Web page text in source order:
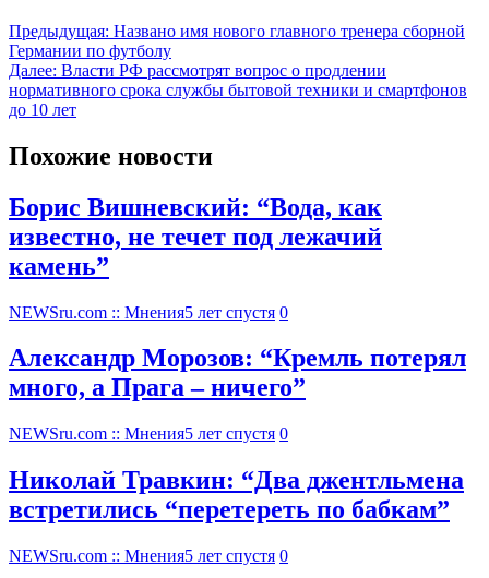
Предыдущая: Названо имя нового главного тренера сборной
Германии по футболу
Далее: Власти РФ рассмотрят вопрос о продлении
нормативного срока службы бытовой техники и смартфонов
до 10 лет
Похожие новости
Борис Вишневский: “Вода, как
известно, не течет под лежачий
камень”
NEWSru.com :: Мнения5 лет спустя 0
Александр Морозов: “Кремль потерял
много, а Прага – ничего”
NEWSru.com :: Мнения5 лет спустя 0
Николай Травкин: “Два джентльмена
встретились “перетереть по бабкам”
NEWSru.com :: Мнения5 лет спустя 0